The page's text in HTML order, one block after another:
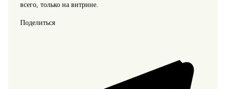
всего, только на витрине.
Поделиться